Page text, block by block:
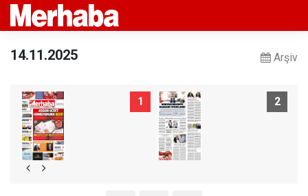
14.11.2025 Arşiv
1 2